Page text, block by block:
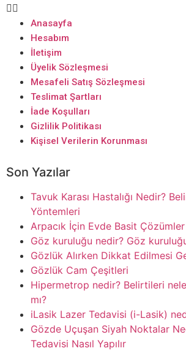
Anasayfa
Hesabım
İletişim
Üyelik Sözleşmesi
Mesafeli Satış Sözleşmesi
Teslimat Şartları
İade Koşulları
Gizlilik Politikası
Kişisel Verilerin Korunması
Son Yazılar
Tavuk Karası Hastalığı Nedir?
Yöntemleri
Arpacık İçin Evde Basit Çözümler
Göz kuruluğu nedir? Göz
Gözlük Alırken Dikkat Edilmesi
Gözlük Cam Çeşitleri
Hipermetrop nedir? Belirtileri
mı?
iLasik Lazer Tedavisi (i-Lasik)
Gözde Uçuşan Siyah Noktalar
Tedavisi Nasıl Yapılır